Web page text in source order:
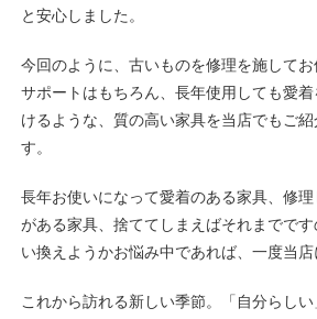
と安心しました。
今回のように、古いものを修理を施して
サポートはもちろん、長年使用しても愛
けるような、質の高い家具を当店でもご
す。
長年お使いになって愛着のある家具、修
がある家具、捨ててしまえばそれまでで
い換えようかお悩み中であれば、一度当店
これから訪れる新しい季節。「自分らし